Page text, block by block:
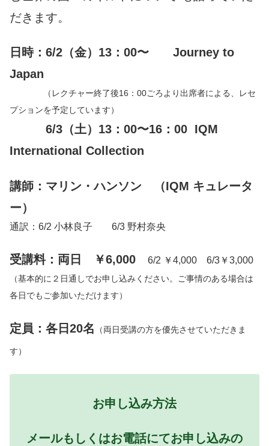
だきます。
日時：6/2（金）13：00〜 Journey to
Japan
（レクチャー終了後16：00ごろより出席者による、レセ
プションを予定しています）
6/3（土）13：00〜16：00 IQM
International Collection
講師：マリン・ハンソン （IQM キュレータ
ー）
通訳：6/2 小林良子 6/3 野村奈央
受講料：両日 ￥6,000 6/2 ￥4,000 6/3￥3,000
（基本的に２日通しでお申し込みください。ご事情のある場合は
各日でもご参加いただけます）
定員：各日20名 （両日受講の方を優先させていただきま
す）
お申し込み方法
メールもしくはお電話にてお申し込みの